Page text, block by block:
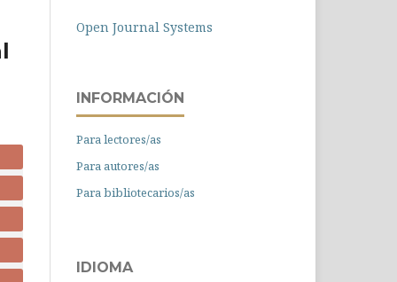
Open Journal Systems
INFORMACIÓN
Para lectores/as
Para autores/as
Para bibliotecarios/as
IDIOMA